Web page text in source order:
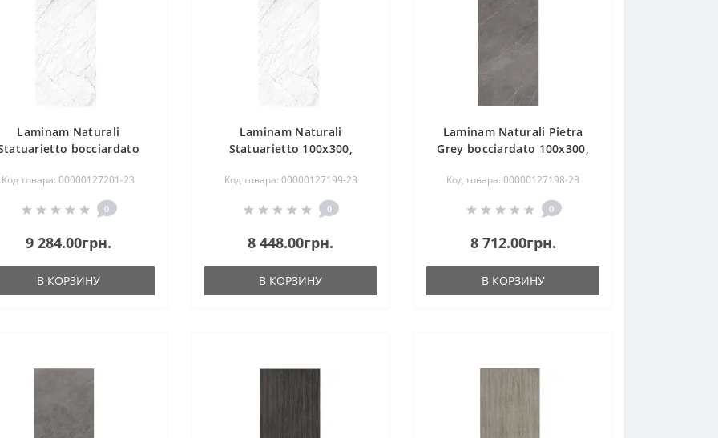
Laminam Naturali
bocciardato
Код товара: 00000127201-23
0
9 284.00грн.
В КОРЗИНУ
Laminam Naturali
Statuarietto 100x300,
Код товара: 00000127199-23
0
8 448.00грн.
В КОРЗИНУ
Laminam Naturali Pietra
Grey bocciardato 100x300,
Код товара: 00000127198-23
0
8 712.00грн.
В КОРЗИНУ